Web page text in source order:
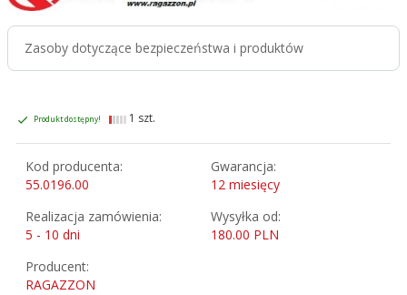
Zasoby dotyczące bezpieczeństwa i produktów
Produkt dostępny! 1 szt.
Kod producenta:
55.0196.00
Gwarancja:
12 miesięcy
Realizacja zamówienia:
5 - 10 dni
Wysyłka od:
180.00 PLN
Producent:
RAGAZZON